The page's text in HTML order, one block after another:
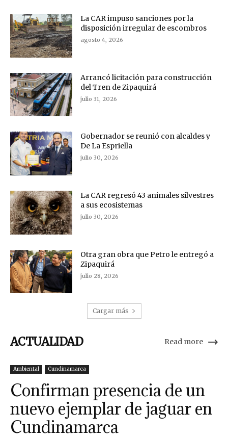
La CAR impuso sanciones por la
disposición irregular de escombros
agosto 4, 2026
Arrancó licitación para construcción
del Tren de Zipaquirá
julio 31, 2026
Gobernador se reunió con alcaldes y
De La Espriella
julio 30, 2026
La CAR regresó 43 animales silvestres
a sus ecosistemas
julio 30, 2026
Otra gran obra que Petro le entregó a
Zipaquirá
julio 28, 2026
Cargar más
ACTUALIDAD Read more
Ambiental Cundinamarca
Confirman presencia de un
nuevo ejemplar de jaguar en
Cundinamarca